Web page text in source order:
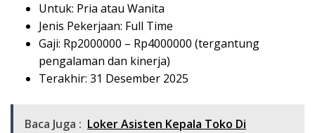
Untuk: Pria atau Wanita
Jenis Pekerjaan: Full Time
Gaji: Rp2000000 – Rp4000000 (tergantung
pengalaman dan kinerja)
Terakhir: 31 Desember 2025
Baca Juga : Loker Asisten Kepala Toko Di